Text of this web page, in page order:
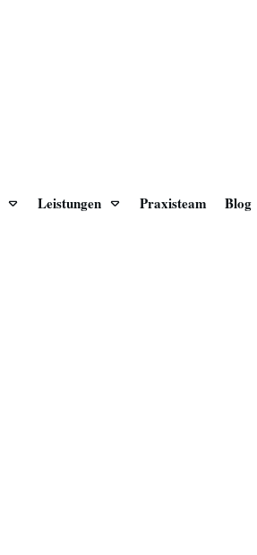
Leistungen Praxisteam Blog